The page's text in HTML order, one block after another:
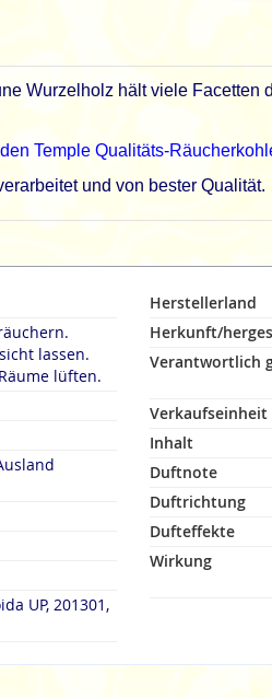
Wurzelholz hält viele Facetten
Temple Qualitäts-
und von bester Qualität.
lassen.
lüften.
Herstellerland
Herkunft/
Verantwortlich
Verkaufseinheit
Inhalt
Duftnote
Duftrichtung
Dufteffekte
Wirkung